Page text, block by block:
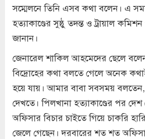
সম্মেলনে তিনি এসব কথা বলেন। এ
হত্যাকাণ্ডের সুষ্ঠু তদন্ত ও ট্রায়াল
জানান।
জেনারেল শাকিল আহমেদের ছেলে
বিদ্রোহের কথা বলতে গেলে অনেক
হয়ে যায়। আমার বাবা সবসময় বলতেন,
দেখতে। পিলখানা হত্যাকাণ্ডের পর
অফিসার বিচার চাইতে গিয়ে চাকরি
জেলে গেছেন। দরবারের শত শত